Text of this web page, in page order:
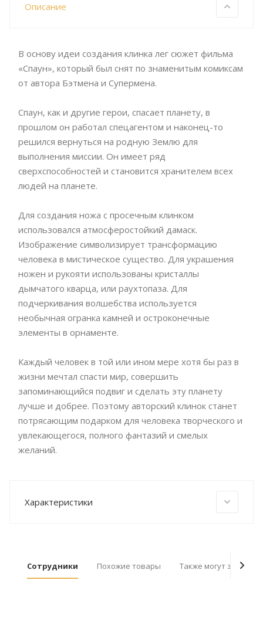
Описание
В основу идеи создания клинка лег сюжет фильма
«Спаун», который был снят по знаменитым комиксам
от автора Бэтмена и Супермена.
Спаун, как и другие герои, спасает планету, в
прошлом он работал спецагентом и наконец-то
решился вернуться на родную Землю для
выполнения миссии. Он имеет ряд
сверхспособностей и становится хранителем всех
людей на планете.
Для создания ножа с просечным клинком
использовался атмосферостойкий дамаск.
Изображение символизирует трансформацию
человека в мистическое существо. Для украшения
ножен и рукояти использованы кристаллы
дымчатого кварца, или раухтопаза. Для
подчеркивания волшебства используется
необычная огранка камней и остроконечные
элементы в орнаменте.
Каждый человек в той или ином мере хотя бы раз в
жизни мечтал спасти мир, совершить
запоминающийся подвиг и сделать эту планету
лучше и добрее. Поэтому авторский клинок станет
потрясающим подарком для человека творческого и
увлекающегося, полного фантазий и смелых
желаний.
Характеристики
Сотрудники Похожие товары Также могут